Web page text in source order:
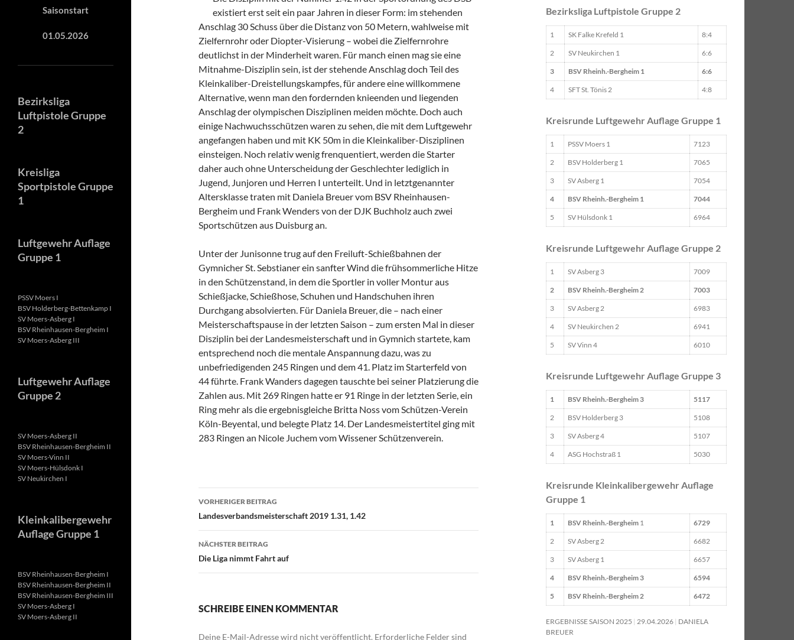
existiert erst seit ein paar Jahren in dieser Form: im stehenden
Anschlag 30 Schuss über die Distanz von 50 Metern, wahlweise mit
Zielfernrohr oder Diopter-Visierung – wobei die Zielfernrohre
deutlichst in der Minderheit waren. Für manch einen mag sie eine
Mitnahme-Disziplin sein, ist der stehende Anschlag doch Teil des
Kleinkaliber-Dreistellungskampfes, für andere eine willkommene
Alternative, wenn man den fordernden knieenden und liegenden
Anschlag der olympischen Disziplinen meiden möchte. Doch auch
einige Nachwuchsschützen waren zu sehen, die mit dem Luftgewehr
angefangen haben und mit KK 50m in die Kleinkaliber-Disziplinen
einsteigen. Noch relativ wenig frenquentiert, werden die Starter
daher auch ohne Unterscheidung der Geschlechter lediglich in
Jugend, Junjoren und Herren I unterteilt. Und in letztgenannter
Altersklasse traten mit Daniela Breuer vom BSV Rheinhausen-
Bergheim und Frank Wenders von der DJK Buchholz auch zwei
Sportschützen aus Duisburg an.
Unter der Junisonne trug auf den Freiluft-Schießbahnen der
Gymnicher St. Sebstianer ein sanfter Wind die frühsommerliche Hitze
in den Schützenstand, in dem die Sportler in voller Montur aus
Schießjacke, Schießhose, Schuhen und Handschuhen ihren
Durchgang absolvierten. Für Daniela Breuer, die – nach einer
Meisterschaftspause in der letzten Saison – zum ersten Mal in dieser
Disziplin bei der Landesmeisterschaft und in Gymnich startete, kam
entsprechend noch die mentale Anspannung dazu, was zu
unbefriedigenden 245 Ringen und dem 41. Platz im Starterfeld von
44 führte. Frank Wanders dagegen tauschte bei seiner Platzierung die
Zahlen aus. Mit 269 Ringen hatte er 91 Ringe in der letzten Serie, ein
Ring mehr als die ergebnisgleiche Britta Noss vom Schützen-Verein
Köln-Beyental, und belegte Platz 14. Der Landesmeistertitel ging mit
283 Ringen an Nicole Juchem vom Wissener Schützenverein.
Beitragsnavigation
VORHERIGER BEITRAG
Landesverbandsmeisterschaft 2019 1.31, 1.42
NÄCHSTER BEITRAG
Die Liga nimmt Fahrt auf
SCHREIBE EINEN KOMMENTAR
Deine E-Mail-Adresse wird nicht veröffentlicht. Erforderliche Felder sind
Bezirksliga Luftpistole Gruppe 2
1 SK Falke Krefeld 1 8:4
2 SV Neukirchen 1 6:6
3 BSV Rheinh.-Bergheim 1 6:6
4 SFT St. Tönis 2 4:8
Kreisrunde Luftgewehr Auflage Gruppe 1
1 PSSV Moers 1 7123
2 BSV Holderberg 1 7065
3 SV Asberg 1 7054
4 BSV Rheinh.-Bergheim 1 7044
5 SV Hülsdonk 1 6964
Kreisrunde Luftgewehr Auflage Gruppe 2
1 SV Asberg 3 7009
2 BSV Rheinh.-Bergheim 2 7003
3 SV Asberg 2 6983
4 SV Neukirchen 2 6941
5 SV Vinn 4 6010
Kreisrunde Luftgewehr Auflage Gruppe 3
1 BSV Rheinh.-Bergheim 3 5117
2 BSV Holderberg 3 5108
3 SV Asberg 4 5107
4 ASG Hochstraß 1 5030
Kreisrunde Kleinkalibergewehr Auflage
Gruppe 1
1 BSV Rheinh.-Bergheim 1 6729
2 SV Asberg 2 6682
3 SV Asberg 1 6657
4 BSV Rheinh.-Bergheim 3 6594
5 BSV Rheinh.-Bergheim 2 6472
ERGEBNISSE SAISON 2025 29.04.2026 DANIELA
BREUER
Saisonstart
01.05.2026
Bezirksliga
Luftpistole Gruppe
2
Kreisliga
Sportpistole Gruppe
1
Luftgewehr Auflage
Gruppe 1
PSSV Moers I
BSV Holderberg-Bettenkamp I
SV Moers-Asberg I
BSV Rheinhausen-Bergheim I
SV Moers-Asberg III
Luftgewehr Auflage
Gruppe 2
SV Moers-Asberg II
BSV Rheinhausen-Bergheim II
SV Moers-Vinn II
SV Moers-Hülsdonk I
SV Neukirchen I
Kleinkalibergewehr
Auflage Gruppe 1
BSV Rheinhausen-Bergheim I
BSV Rheinhausen-Bergheim II
BSV Rheinhausen-Bergheim III
SV Moers-Asberg I
SV Moers-Asberg II